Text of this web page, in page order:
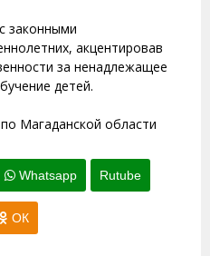
законными
акцентировав
за ненадлежащее
детей.
Магаданской области
Whatsapp Rutube
ОК